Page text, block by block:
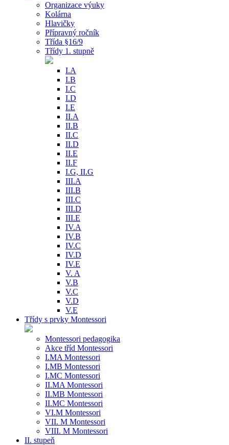
Organizace výuky
Kolárna
Hlavičky
Přípravný ročník
Třída §16/9
Třídy 1. stupně
I.A
I.B
I.C
I.D
I.E
II.A
II.B
II.C
II.D
II.E
II.F
I.G, II.G
III.A
III.B
III.C
III.D
III.E
IV.A
IV.B
IV.C
IV.D
IV.E
V. A
V.B
V.C
V.D
V.E
Třídy s prvky Montessori
Montessori pedagogika
Akce tříd Montessori
I.MA Montessori
I.MB Montessori
I.MC Montessori
II.MA Montessori
II.MB Montessori
II.MC Montessori
VI.M Montessori
VII. M Montessori
VIII. M Montessori
II. stupeň